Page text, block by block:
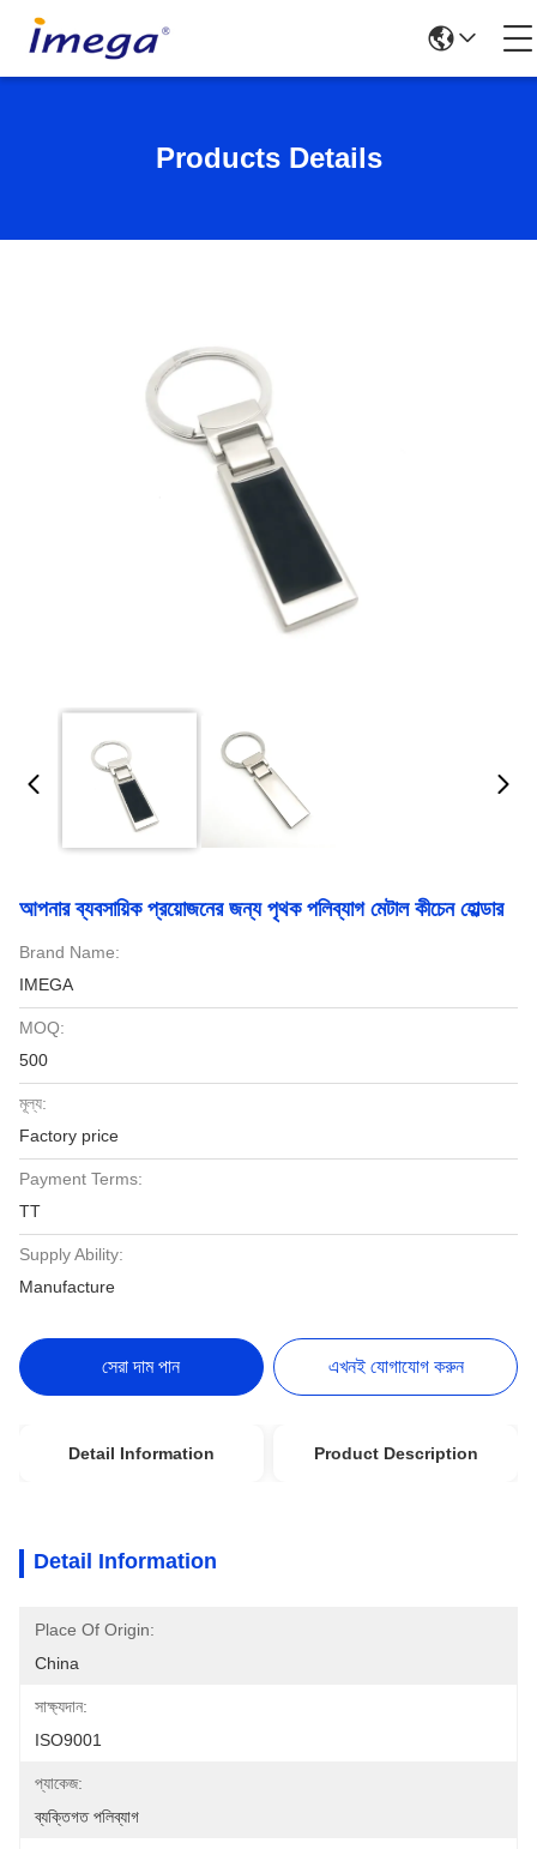
Products Details
আপনার ব্যবসায়িক প্রয়োজনের জন্য পৃথক পলিব্যাগ মেটাল কীচেন হোল্ডার
Brand Name:
IMEGA
MOQ:
500
মূল্য:
Factory price
Payment Terms:
TT
Supply Ability:
Manufacture
সেরা দাম পান এখনই যোগাযোগ করুন
Detail Information Product Description
Detail Information
Place Of Origin:
China
সাক্ষ্যদান:
ISO9001
প্যাকেজ:
ব্যক্তিগত পলিব্যাগ